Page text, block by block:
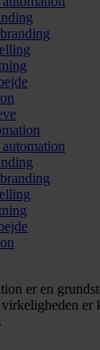
er en
er